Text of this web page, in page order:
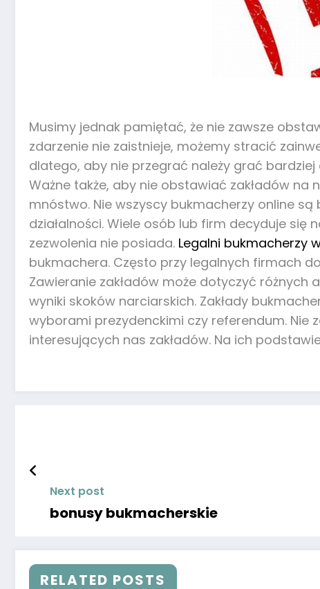
Musimy jednak pamiętać, że nie zawsze
zdarzenie nie zaistnieje, możemy stracić
dlatego, aby nie przegrać należy grać bardziej
Ważne także, aby nie obstawiać zakładów
mnóstwo. Nie wszyscy bukmacherzy online
działalności. Wiele osób lub firm decyduje
zezwolenia nie posiada. Legalni bukmacherzy
bukmachera. Często przy legalnych firmach
Zawieranie zakładów może dotyczyć różnych
wyniki skoków narciarskich. Zakłady
wyborami prezydenckimi czy referendum.
interesujących nas zakładów. Na ich
Next post
bonusy bukmacherskie
RELATED POSTS